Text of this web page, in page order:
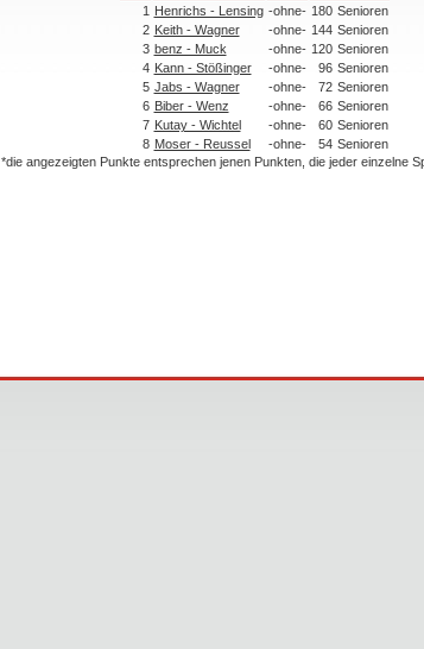
1 Henrichs - Lensing -ohne- 180 Senioren
2 Keith - Wagner -ohne- 144 Senioren
3 benz - Muck -ohne- 120 Senioren
4 Kann - Stößinger -ohne- 96 Senioren
5 Jabs - Wagner -ohne- 72 Senioren
6 Biber - Wenz -ohne- 66 Senioren
7 Kutay - Wichtel -ohne- 60 Senioren
8 Moser - Reussel -ohne- 54 Senioren
*die angezeigten Punkte entsprechen jenen Punkten, die jeder einzelne